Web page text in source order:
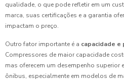
qualidade, o que pode refletir em um
marca, suas certificações e a garantia
impactam o preço.
Outro fator importante é a capacidade
Compressores de maior capacidade
mas oferecem um desempenho superior
ônibus, especialmente em modelos de